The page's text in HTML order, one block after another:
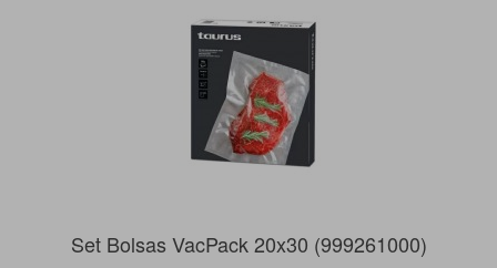
Set Bolsas VacPack 20x30 (999261000)